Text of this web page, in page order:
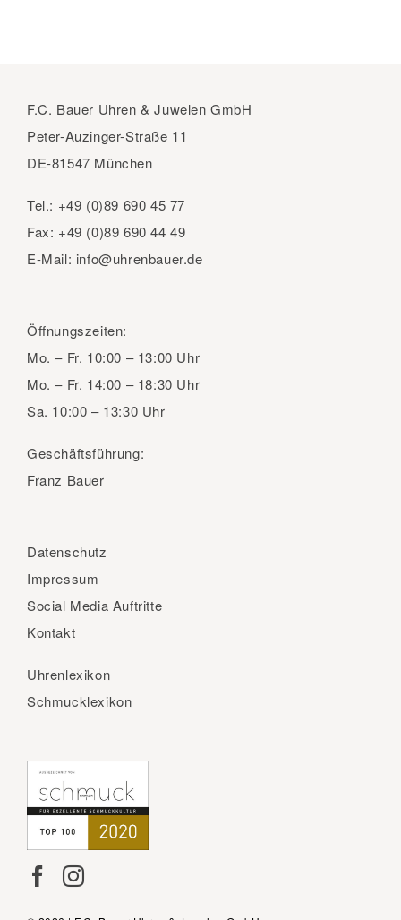
F.C. Bauer Uhren & Juwelen GmbH
Peter-Auzinger-Straße 11
DE-81547 München
Tel.: +49 (0)89 690 45 77
Fax: +49 (0)89 690 44 49
E-Mail: info@uhrenbauer.de
Öffnungszeiten:
Mo. – Fr. 10:00 – 13:00 Uhr
Mo. – Fr. 14:00 – 18:30 Uhr
Sa. 10:00 – 13:30 Uhr
Geschäftsführung:
Franz Bauer
Datenschutz
Impressum
Social Media Auftritte
Kontakt
Uhrenlexikon
Schmucklexikon